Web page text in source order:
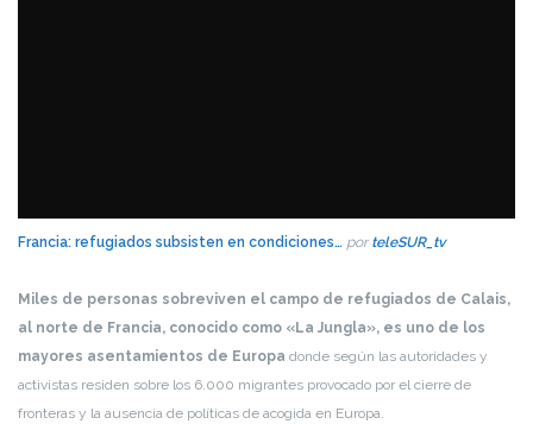
Francia: refugiados subsisten en condiciones… porteleSUR_tv
Miles de personas sobreviven el campo de refugiados de Calais,
al norte de Francia, conocido como «La Jungla», es uno de los
mayores asentamientos de Europa donde según las autoridades y
activistas residen sobre los 6.000 migrantes provocado por el cierre de
fronteras y la ausencia de políticas de acogida en Europa.